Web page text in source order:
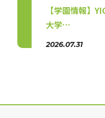
【学園情報】
大学…
2026.07.31